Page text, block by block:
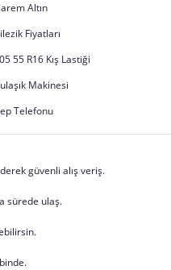
Altın
Fiyatları
55 R16 Kış Lastiği
Makinesi
Telefonu
güvenli alış veriş.
sürede ulaş.